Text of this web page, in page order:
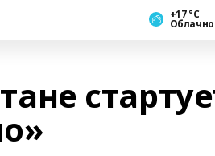
+17 °С
Облачно